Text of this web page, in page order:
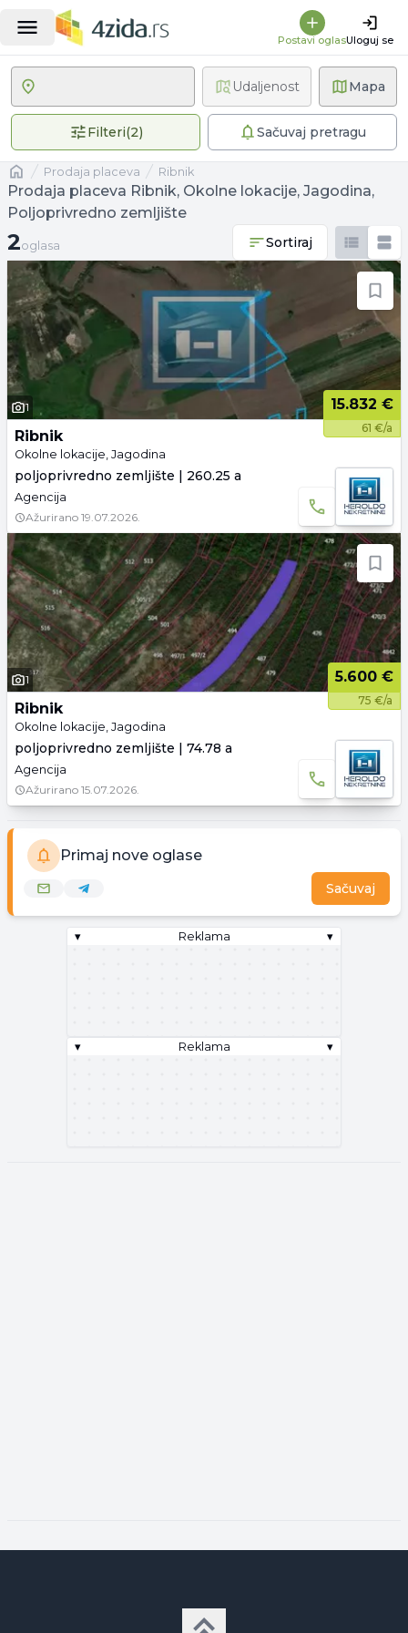
Postavi oglasUloguj se
Mapa
Filteri(2)2 primenjena filteraSačuvaj pretragu
Udaljenost
Naslovnaprodaja placeva Ribnik
Prodaja placeva Ribnik, Okolne lokacije, Jagodina,
Poljoprivredno zemljište
2 oglasa
2oglasa Sortiraj
1 15.832 €
61 €/a
Ribnik
Okolne lokacije, Jagodina
poljoprivredno zemljište | 260.25 a
Agencija
Ažurirano 19.07.2026.
1 5.600 €
75 €/a
Ribnik
Okolne lokacije, Jagodina
poljoprivredno zemljište | 74.78 a
Agencija
Ažurirano 15.07.2026.
Primaj nove oglase
Sačuvaj
▾ Reklama ▾
▾ Reklama ▾